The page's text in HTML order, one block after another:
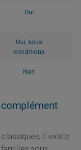
Oui
Oui, sous
conditions
Non
il existe